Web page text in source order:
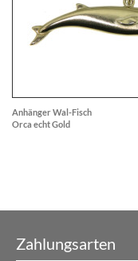
Anhänger Wal-Fisch
Orca echt Gold
Zahlungsarten